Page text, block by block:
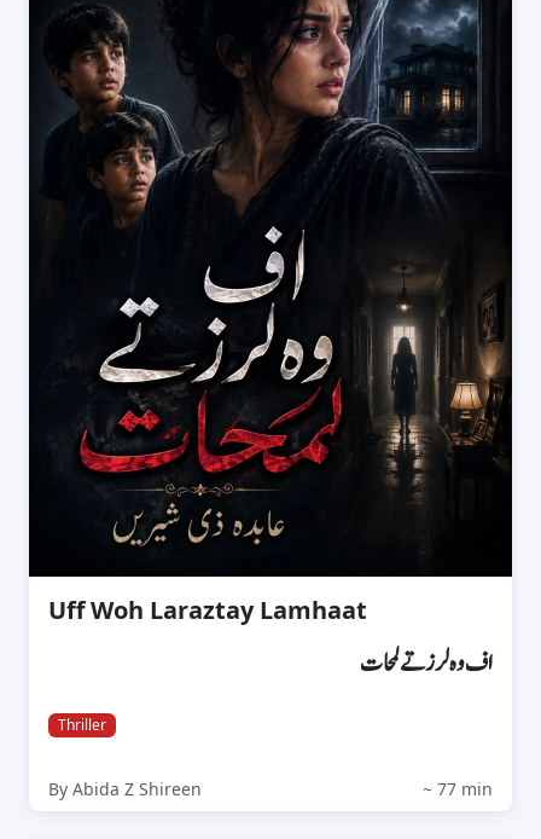
Uff Woh Laraztay Lamhaat
اف وہ لرزتے لمحات
Thriller
By Abida Z Shireen ~ 77 min